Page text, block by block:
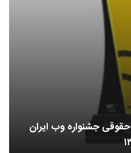
جشنواره وب ایران